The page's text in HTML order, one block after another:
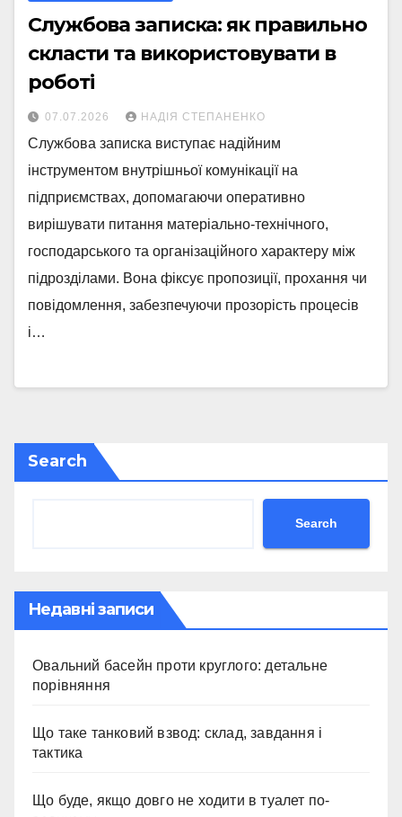
Службова записка: як правильно
скласти та використовувати в
роботі
07.07.2026 НАДІЯ СТЕПАНЕНКО
Службова записка виступає надійним
інструментом внутрішньої комунікації на
підприємствах, допомагаючи оперативно
вирішувати питання матеріально-технічного,
господарського та організаційного характеру між
підрозділами. Вона фіксує пропозиції, прохання чи
повідомлення, забезпечуючи прозорість процесів
і…
Search
Search
Недавні записи
Овальний басейн проти круглого: детальне
порівняння
Що таке танковий взвод: склад, завдання і
тактика
Що буде, якщо довго не ходити в туалет по-